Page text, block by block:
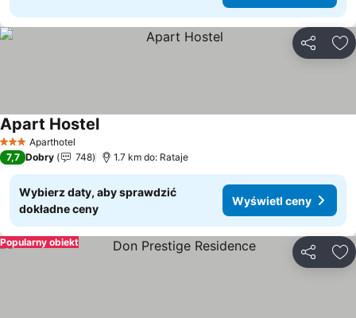
3 KategoriaAparthotel
Apart HostelWyświetl ceny
7,7 Dobry 748 1.7 km do: Rataje
Wybierz daty, aby sprawdzić
dokładne ceny
Wyświetl ceny
Popularny obiekt